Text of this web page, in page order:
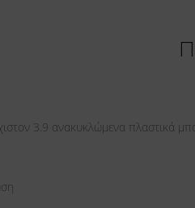
3.9 ανακυκλώμενα πλαστικά